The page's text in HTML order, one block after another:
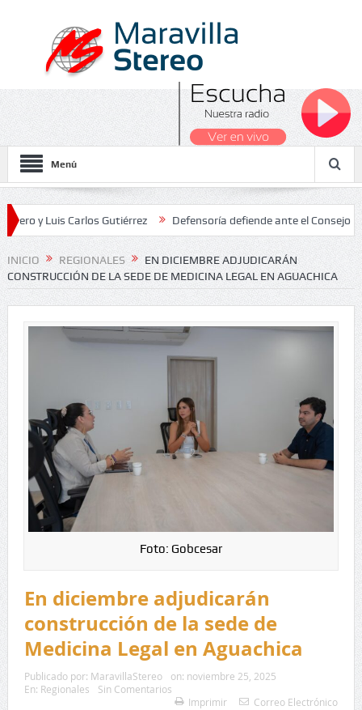
Menú
Carlos Gutiérrez Defensoría defiende ante el Consejo de
2026
INICIO REGIONALES
EN DICIEMBRE ADJUDICARÁN
CONSTRUCCIÓN DE LA SEDE DE MEDICINA LEGAL EN AGUACHICA
Foto: Gobcesar
En diciembre adjudicarán
construcción de la sede de
Medicina Legal en Aguachica
Publicado por: MaravillaStereo on: noviembre 25, 2025
En: Regionales
Sin Comentarios
Imprimir
Correo Electrónico